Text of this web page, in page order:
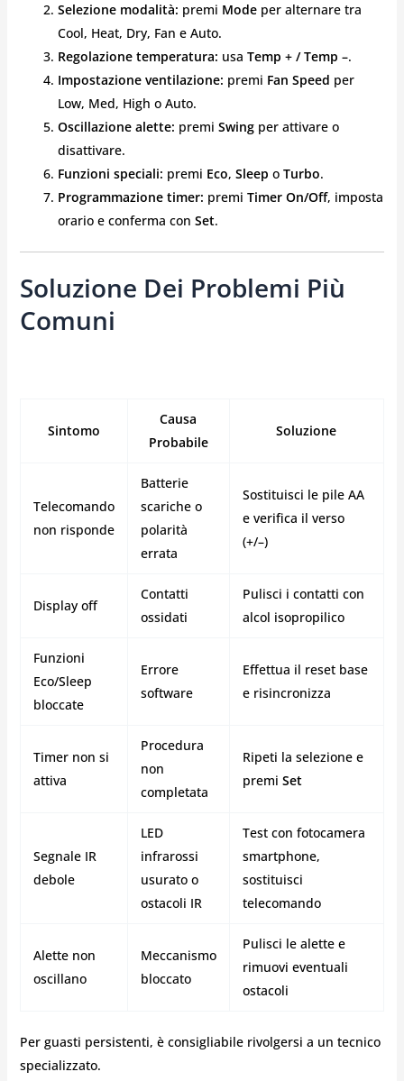
Selezione modalità: premi Modeper alternare tra
Cool, Heat, Dry, Fan e Auto.
Regolazione temperatura: usa Temp + / Temp –.
Impostazione ventilazione: premi Fan Speed per
Low, Med, High o Auto.
Oscillazione alette: premi Swingper attivare o
disattivare.
Funzioni speciali: premi Eco, Sleep o Turbo.
Programmazione timer: premi Timer On/Off, imposta
orario e conferma con Set.
Soluzione Dei Problemi Più
Comuni
Sintomo
Causa
Probabile
Soluzione
Telecomando
non risponde
Batterie
scariche o
polarità
errata
Sostituisci le pile AA
e verifica il verso
(+/–)
Display off
Contatti
ossidati
Pulisci i contatti con
alcol isopropilico
Funzioni
Eco/Sleep
bloccate
Errore
software
Effettua il reset base
e risincronizza
Timer non si
attiva
Procedura
non
completata
Ripeti la selezione e
premi Set
Segnale IR
debole
LED
infrarossi
usurato o
ostacoli IR
Test con fotocamera
smartphone,
sostituisci
telecomando
Alette non
oscillano
Meccanismo
bloccato
Pulisci le alette e
rimuovi eventuali
ostacoli
Per guasti persistenti, è consigliabile rivolgersi a un tecnico
specializzato.